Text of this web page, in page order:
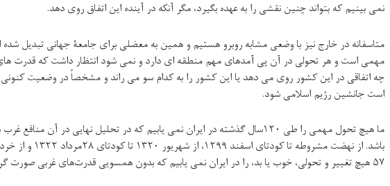
نمی بینیم که بتواند چنین نقشی را به عهده بگیرد، مگر آنکه در آینده این اتفاق روی دهد.
متاسفانه در خارج نیز با وضعی مشابه روبرو هستیم و همین به معضلی برای جامعۀ جهانی تبدیل
مهمی است و هر تحولی در آن پی آمدهای مهم منطقه ای دارد و نمی شود انتظار داشت که قدرت
چه اتفاقی در این کشور روی می دهد یا این کشور را به کدام سو می راند و مشخصاً در وضعیت کنونی
است جانشین رژیم اسلامی شود.
ما هیچ تحول مهمی را طی ١٢٠سال گذشته در ایران نمی یابیم که در تحلیل نهایی در آن
٥٧ هیچ تغییر و تحولی، خوب یا بد، را در ایران نمی یابیم که بدون همسویی قدرت‌های غربی صورت گرفته باشد.